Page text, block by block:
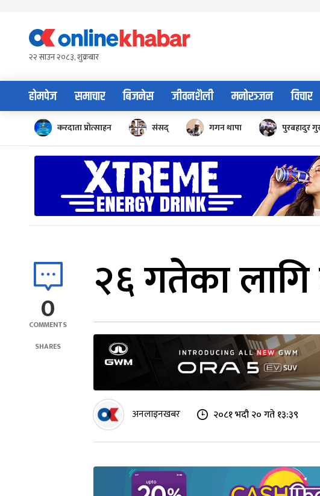
content२२ साउन २०८३, शुक्रबार
होमपेज समाचार बिजनेस जीवनशैली मनोरञ्जन विचार
करदाता प्रोत्साहन संसद् गगन थापा पुरबहादुर
0
COMMENTS
SHARES
२६ गतेका
अनलाइनखबर २०८१ भदौ २० गते १३:३९